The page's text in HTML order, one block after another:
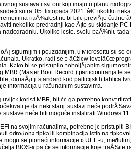
sustava i svi oni koji imaju u planu
sutra, 05. listopada 2021. â€“ ukoliko
naÅ¾alost ne bi bilo previÅ¡e čudno
nekoliko predradnji kao Å¡to su skidanje
nadogradnju. Ukoliko jeste, svoju paÅ¾nju
sigurnijim i pouzdanijim, u Microsoftu su se
Ukratko, radi se o â€žlow levelâ€œ
Kako bi se pristupilo poboljÅ¡anim
MBR (Master Boot Record ) particioniranja te
danaÅ¡nji standard kod particijskih tablica
informacija u računalnim sustavima.
uvijek koristi MBR, bit će ga potrebno
je da neki stariji sustavi neće
neće biti moguće instalirati Windows 11.
na svojim računalima, potrebno je pristupiti
određena tipka ili kombinacija istih na
mogu se pronaći informacije o UEFI-u,
BIOS-a pa će se informacije koje traÅ¾ite